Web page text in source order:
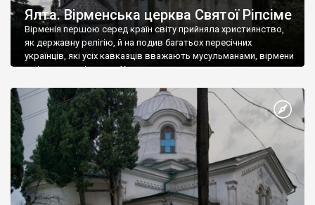
Ялта. Вірменська церква Святої Ріпсіме
Вірменія першою серед країн світу прийняла християнство,
як державну релігію, й на подив багатьох пересічних
українців, які усіх кавказців вважають мусульманами, вірмени
є відданими вірянами Христа